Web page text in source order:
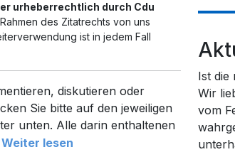
urheberrechtlich durch Cdu
des Zitatrechts von uns
ist in jedem Fall
diskutieren oder
Sie bitte auf den jeweiligen
unten. Alle darin enthaltenen
Weiter lesen
Ist die
Wir
vom